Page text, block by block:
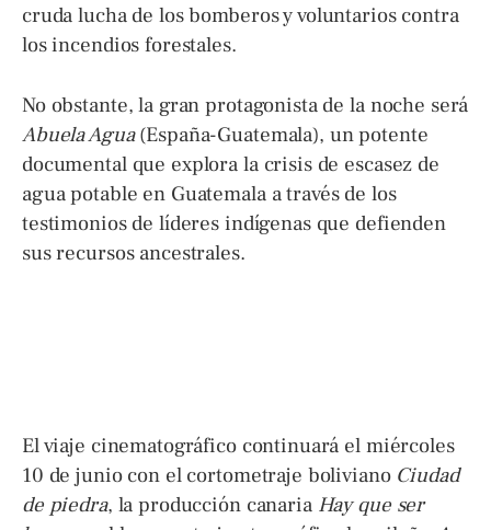
cruda lucha de los bomberos y voluntarios contra
los incendios forestales.
No obstante, la gran protagonista de la noche será
Abuela Agua(España-Guatemala), un potente
documental que explora la crisis de escasez de
agua potable en Guatemala a través de los
testimonios de líderes indígenas que defienden
sus recursos ancestrales.
El viaje cinematográfico continuará el miércoles
10 de junio con el cortometraje boliviano Ciudad
de piedra, la producción canaria Hay que ser